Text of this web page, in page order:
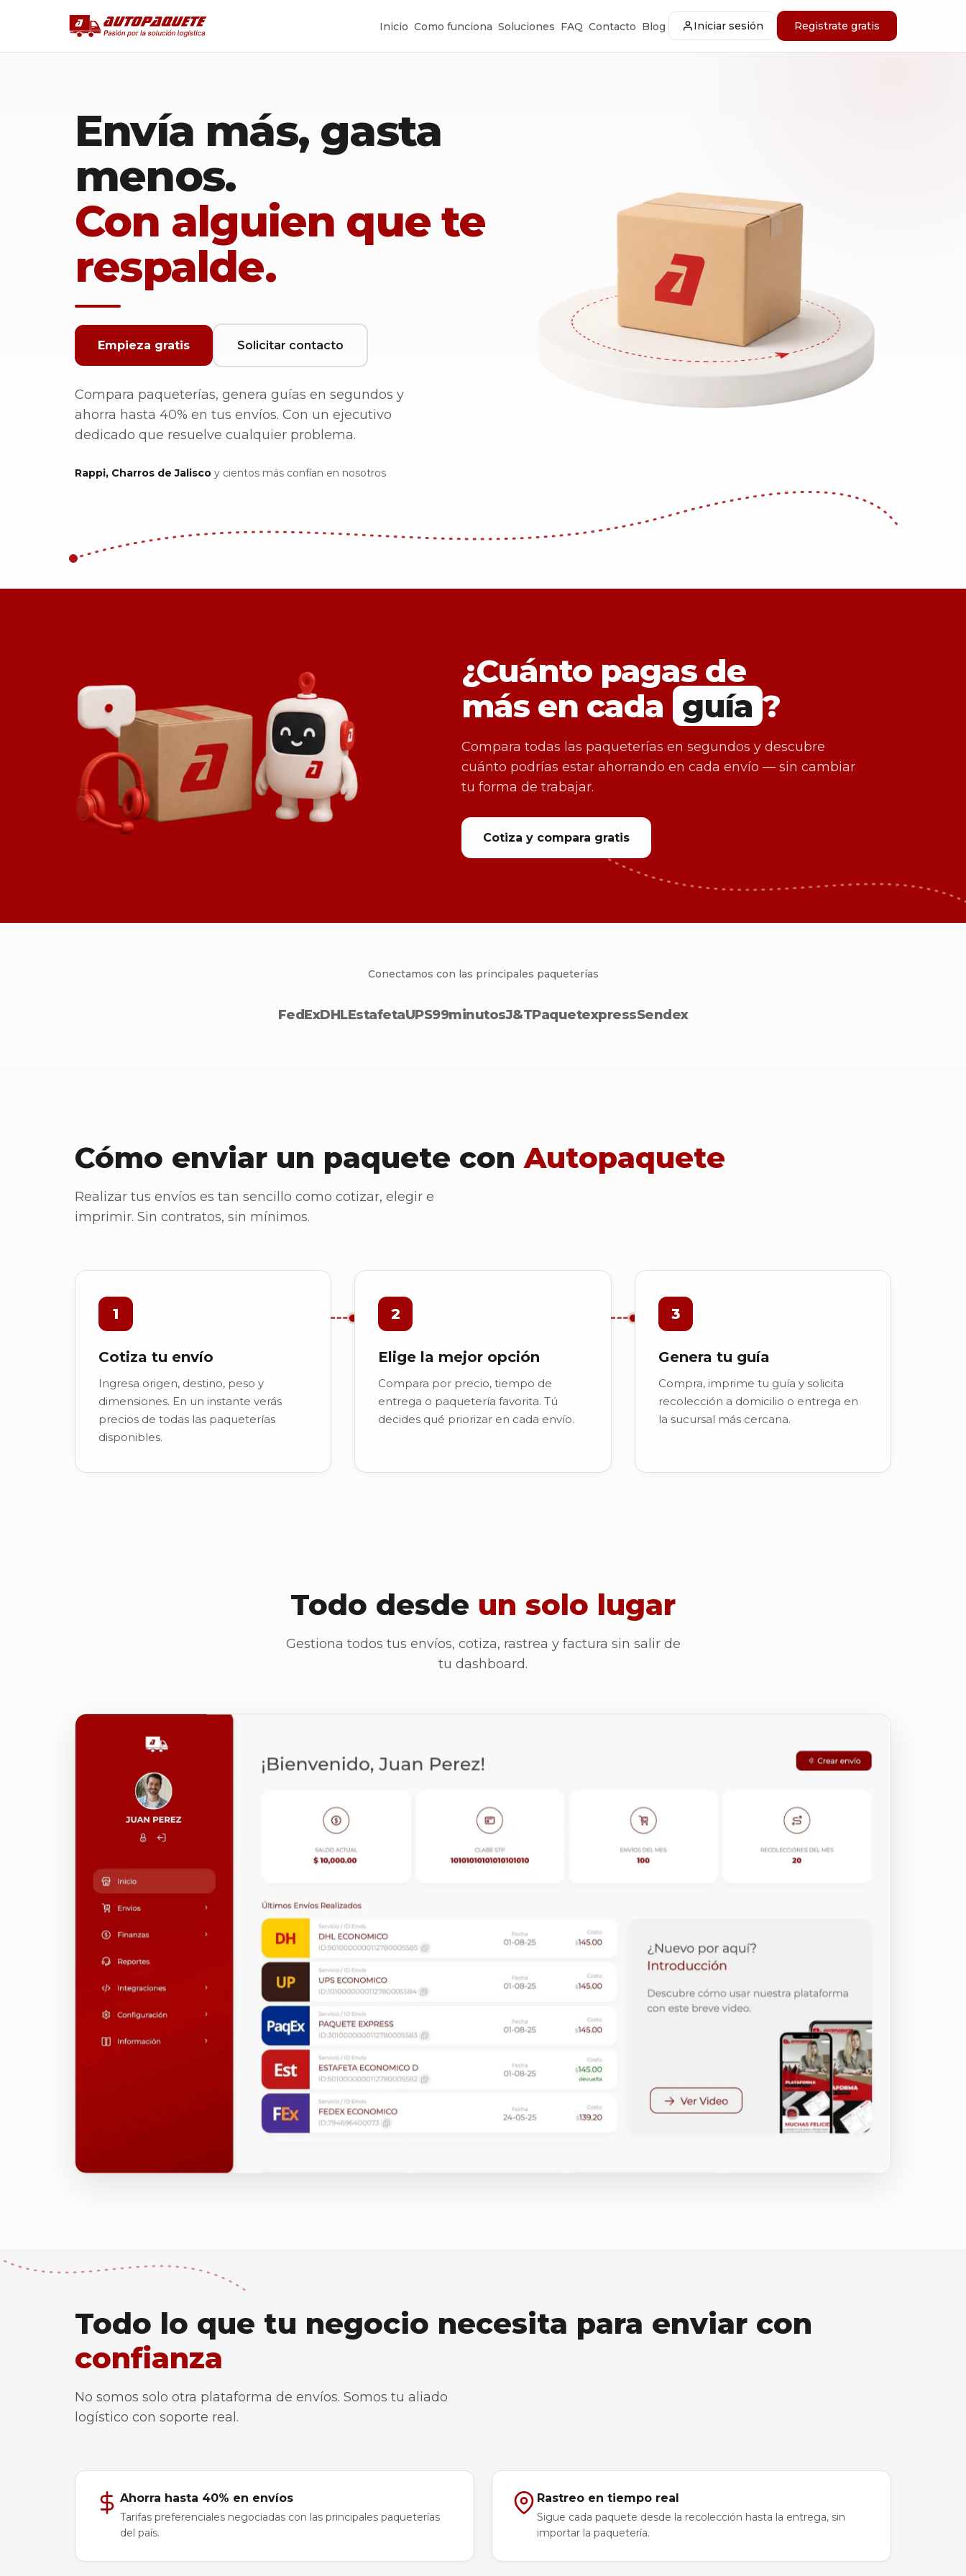
Inicio Como funciona Soluciones FAQ Contacto Blog Iniciar sesión Registrate gratis
Envía más, gasta
menos.
Con alguien que te
respalde.
Empieza gratis Solicitar contacto
Compara paqueterías, genera guías en segundos y
ahorra hasta 40% en tus envíos. Con un ejecutivo
dedicado que resuelve cualquier problema.
Rappi, Charros de Jalisco y cientos más confían en nosotros
¿Cuánto pagas de
más en cada guía ?
Compara todas las paqueterías en segundos y descubre
cuánto podrías estar ahorrando en cada envío — sin cambiar
tu forma de trabajar.
Cotiza y compara gratis
Conectamos con las principales paqueterías
FedExDHLEstafetaUPS99minutosJ&TPaquetexpressSendex
Cómo enviar un paquete conAutopaquete
Realizar tus envíos es tan sencillo como cotizar, elegir e
imprimir. Sin contratos, sin mínimos.
1
Cotiza tu envío
Ingresa origen, destino, peso y
dimensiones. En un instante verás
precios de todas las paqueterías
disponibles.
2
Elige la mejor opción
Compara por precio, tiempo de
entrega o paquetería favorita. Tú
decides qué priorizar en cada envío.
3
Genera tu guía
Compra, imprime tu guía y solicita
recolección a domicilio o entrega en
la sucursal más cercana.
Todo desde un solo lugar
Gestiona todos tus envíos, cotiza, rastrea y factura sin salir de
tu dashboard.
Todo lo que tu negocio necesita para enviar con
confianza
No somos solo otra plataforma de envíos. Somos tu aliado
logístico con soporte real.
Ahorra hasta 40% en envíos
Tarifas preferenciales negociadas con las principales paqueterías
del país.
Rastreo en tiempo real
Sigue cada paquete desde la recolección hasta la entrega, sin
importar la paquetería.